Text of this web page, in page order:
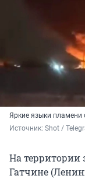
Яркие языки пламени
Источник: Shot /
На территории
Гатчине